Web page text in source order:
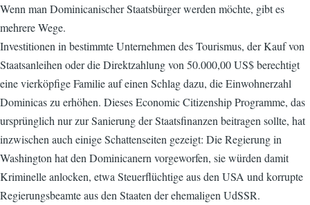
Wenn man Dominicanischer Staatsbürger werden möchte, gibt es
mehrere Wege.
Investitionen in bestimmte Unternehmen des Tourismus, der Kauf von
Staatsanleihen oder die Direktzahlung von 50.000,00 US$ berechtigt
eine vierköpfige Familie auf einen Schlag dazu, die Einwohnerzahl
Dominicas zu erhöhen. Dieses Economic Citizenship Programme, das
ursprünglich nur zur Sanierung der Staatsfinanzen beitragen sollte, hat
inzwischen auch einige Schattenseiten gezeigt: Die Regierung in
Washington hat den Dominicanern vorgeworfen, sie würden damit
Kriminelle anlocken, etwa Steuerflüchtige aus den USA und korrupte
Regierungsbeamte aus den Staaten der ehemaligen UdSSR.